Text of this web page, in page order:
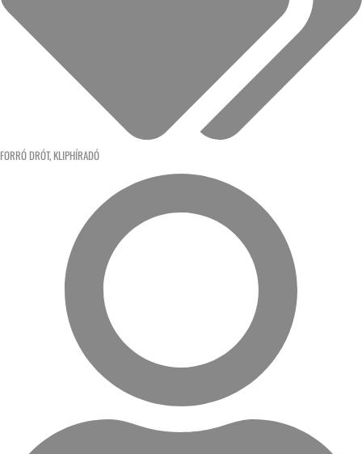
FORRÓ DRÓT, KLIPHÍRADÓ